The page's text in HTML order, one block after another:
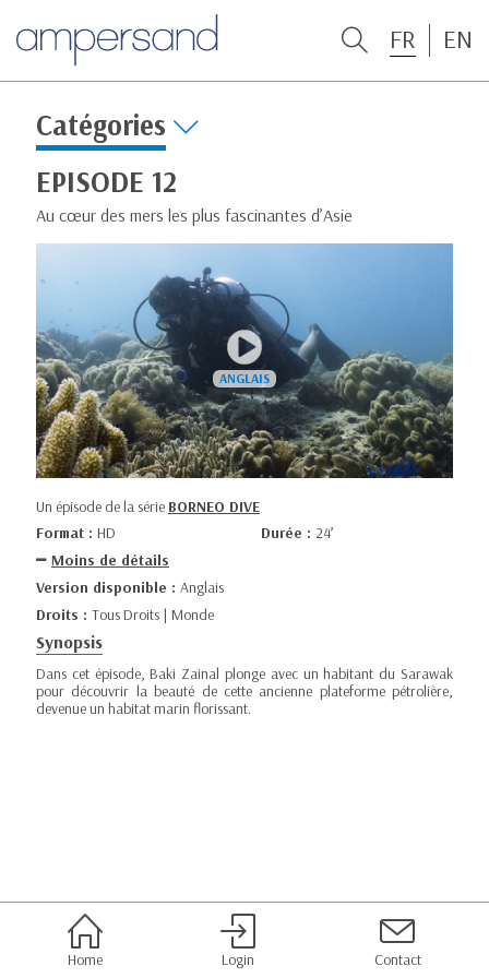
FR EN
Catégories
EPISODE 12
Au cœur des mers les plus fascinantes d’Asie
Un épisode de la série BORNEO DIVE
Format : HD Durée : 24’
Moins de détails
Version disponible : Anglais
Droits : Tous Droits | Monde
Synopsis
Dans cet épisode, Baki Zainal plonge avec un habitant du Sarawak
pour découvrir la beauté de cette ancienne plateforme pétrolière,
devenue un habitat marin florissant.
Home Login Contact